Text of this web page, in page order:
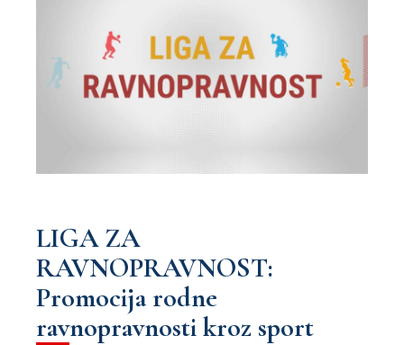
LIGA ZA
RAVNOPRAVNOST:
Promocija rodne
ravnopravnosti kroz sport